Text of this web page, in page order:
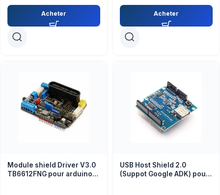
Acheter Acheter
Module shield Driver V3.0
TB6612FNG pour arduino
USB Host Shield 2.0
(Suppot Google ADK) pour